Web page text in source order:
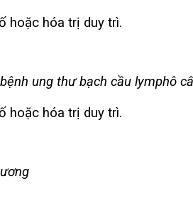
hoặc hóa trị duy trì.
ung thư bạch cầu lymphô
hoặc hóa trị duy trì.